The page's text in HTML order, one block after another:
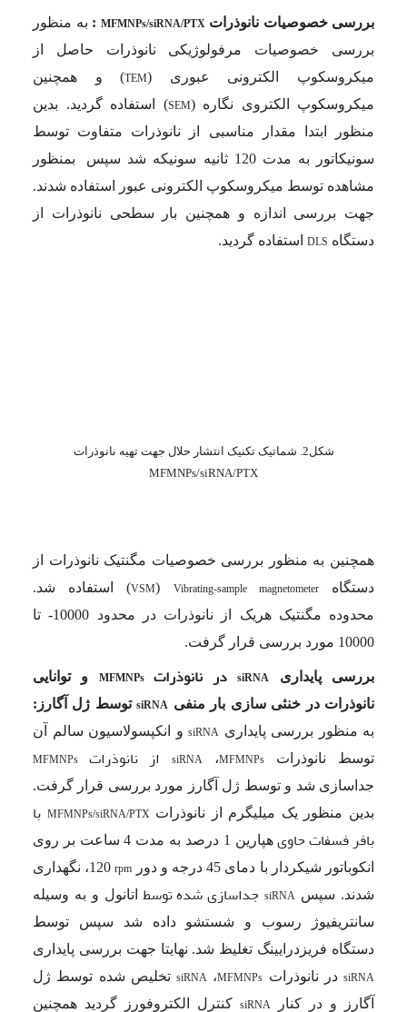
بررسی خصوصیات نانوذرات MFMNPs/siRNA/PTX
: به منظور
بررسی خصوصیات مرفولوژیکی نانوذرات حاصل از
میکروسکوپ الکترونی عبوری (TEM
)و همچنین
میکروسکوپ الکتروی نگاره(
SEM
)
استفاده گردید. بدین
منظور ابتدا مقدار مناسبی از نانوذرات متفاوت توسط
سونیکاتور به مدت 120 ثانیه سونیکه شد سپس
بمنظور
مشاهده توسط میکروسکوپ الکترونی عبور استفاده شدند.
جهت بررسی اندازه و همچنین بار سطحی نانوذرات از
دستگاه DLS استفاده گردید.
شکل2. شماتیک تکنیک انتشار حلال جهت تهیه نانوذرات
MFMNPs/siRNA/PTX
همچنین به منظور بررسی خصوصیات مگنتیک نانوذرات از
دستگاهVibrating-sample magnetometer
(
VSM
)
استفاده شد.
محدوده مگنتیک هریک از نانوذرات در محدود 10000- تا
10000 مورد بررسی قرار گرفت.
بررسی پایداری siRNA در نانوذراتMFMNPs وتوانایی
نانوذرات در خنثی سازی بار منفی siRNAتوسط ژل آگارز:
به منظور بررسی پایداری siRNA و انکپسولاسیون سالم آن
توسط نانوذراتMFMNPs، siRNA از نانوذرات MFMNPs
جداسازی شد و توسط ژل آگارز مورد بررسی قرار گرفت.
بدین منظور یک میلی­گرم از نانوذرات MFMNPs/siRNA/PTX با
بافر فسفات حاوی
هپارین 1 درصد به مدت 4 ساعت بر روی
انکوباتور شیکردار با دمای 45 درجه و دور
rpm
120، نگهداری
شدند. سپس siRNA جداسازی شده توسط اتانول و به وسیله
سانتریفیوژ رسوب و شستشو داده شد سپس توسط
دستگاه فریزدرایینگ تغلیظ شد. نهایتا جهت بررسی پایداری
siRNA در نانوذرات MFMNPs، siRNA تخلیص شده توسط ژل
آگارز و در کنار
siRNA کنترل الکتروفورز گردید همچنین